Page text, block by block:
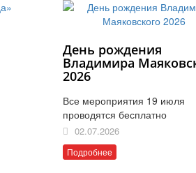
День рождения
Владимира
2026
Все мероприятия 19 июля
проводятся бесплатно
02.07.2026
Подробнее